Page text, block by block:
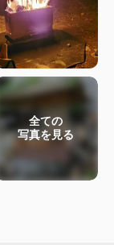
全ての
写真を見る